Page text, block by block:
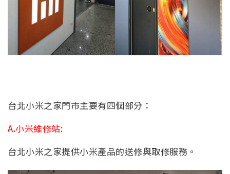
台北小米之家門市主要有四個部分：
A.小米維修站:
台北小米之家提供小米產品的送修與取修服務。